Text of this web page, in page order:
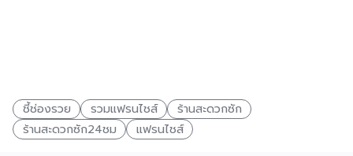
ชี้ช่องรวย รวมแฟรนไชส์
ร้านสะดวกซัก
ร้านสะดวกซัก24ชม
แฟรนไชส์